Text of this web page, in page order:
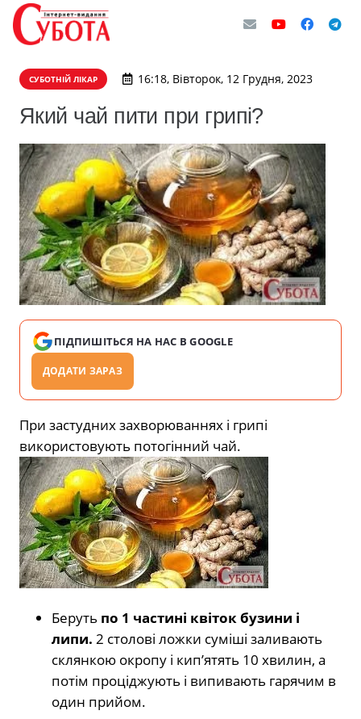
СУБОТНІЙ ЛІКАР 16:18, Вівторок, 12 Грудня, 2023
Який чай пити при грипі?
ПІДПИШІТЬСЯ НА НАС В GOOGLE
ДОДАТИ ЗАРАЗ
При застудних захворюваннях і грипі
використовують потогінний чай.
Беруть по 1 частині квіток бузини і
липи. 2 столові ложки суміші заливають
склянкою окропу і кип’ятять 10 хвилин, а
потім проціджують і випивають гарячим в
один прийом.